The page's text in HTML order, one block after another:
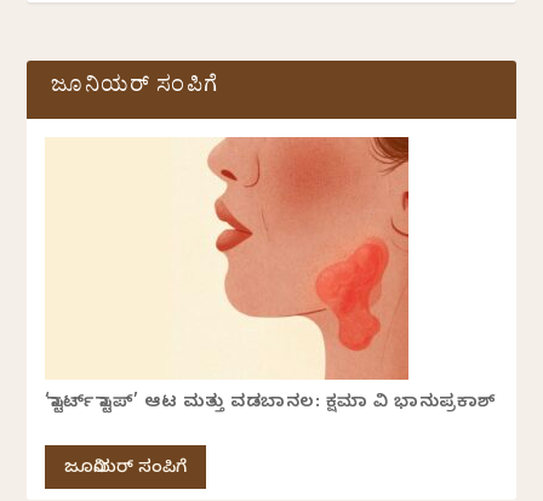
ಜೂನಿಯರ್ ಸಂಪಿಗೆ
‘ಸ್ಟಾರ್ಟ್ ಸ್ಟಾಪ್’ ಆಟ ಮತ್ತು ವಡಬಾನಲ: ಕ್ಷಮಾ ವಿ ಭಾನುಪ್ರಕಾಶ್
ಜೂನಿಯರ್ ಸಂಪಿಗೆ